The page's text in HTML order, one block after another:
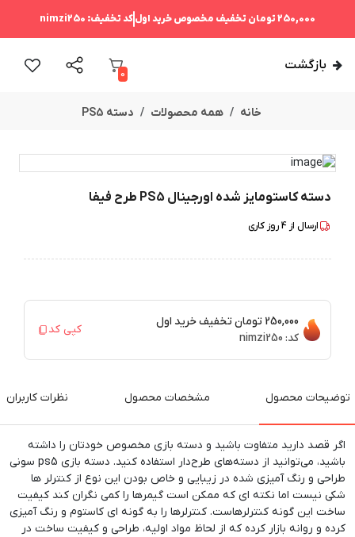
250,000 تومان تخفیف مخصوص خرید اولکد تخفیف: nimzi250
بازگشت
0
خانه همه محصولات دسته PS5
دسته کاستومایز شده اورجینال PS5 طرح فیفا
ارسال از 4روز کاری
250,000 تومان
تخفیف خرید اول
کد: nimzi250
کپی کد
توضیحات محصول مشخصات محصول نظرات کاربران
اگر قصد دارید متفاوت باشید و دسته بازی مخصوص خودتان را داشته
باشید، می‌توانید از دسته‌های طرح‌دار استفاده کنید. دسته بازی ps5 سونی
طراحی و رنگ آمیزی شده در زیبایی و خاص بودن این نوع از کنترلر ها
شکی نیست اما نکته ای که ممکن است گیمرها را کمی نگران کند کیفیت
ساخت این گونه کنترلرهاست. کنترلرها را به گونه ای کاستوم و رنگ آمیزی
کرده و روانه بازار کرده که از لحاظ مواد اولیه، طراحی و کیفیت ساخت در